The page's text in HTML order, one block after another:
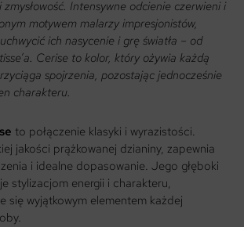
Intensywne odcienie czerwieni i
motywem malarzy impresjonistów,
ich nasycenie i grę światła – od
Cerise to kolor, który ożywia każdą
spojrzenia, pozostając jednocześnie
charakteru.
to połączenie klasyki i wyrazistości.
jakości prążkowanej dzianiny, zapewnia
i idealne dopasowanie. Jego głęboki
stylizacjom energii i charakteru,
się wyjątkowym elementem każdej